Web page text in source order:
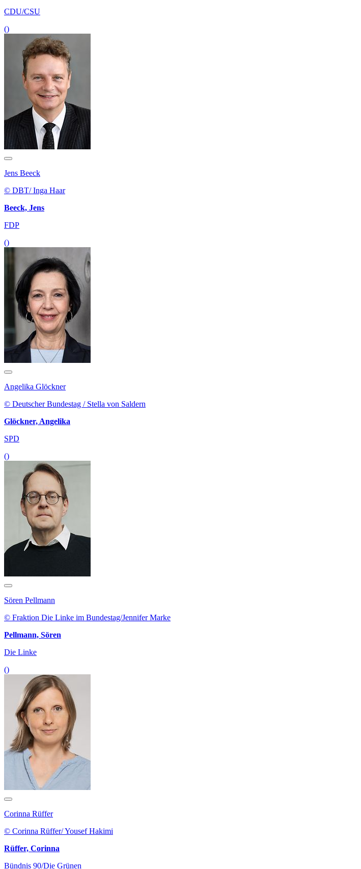
CDU/CSU
()
Jens Beeck
© DBT/ Inga Haar
Beeck, Jens
FDP
()
Angelika Glöckner
© Deutscher Bundestag / Stella von Saldern
Glöckner, Angelika
SPD
()
Sören Pellmann
© Fraktion Die Linke im Bundestag/Jennifer Marke
Pellmann, Sören
Die Linke
()
Corinna Rüffer
© Corinna Rüffer/ Yousef Hakimi
Rüffer, Corinna
Bündnis 90/Die Grünen